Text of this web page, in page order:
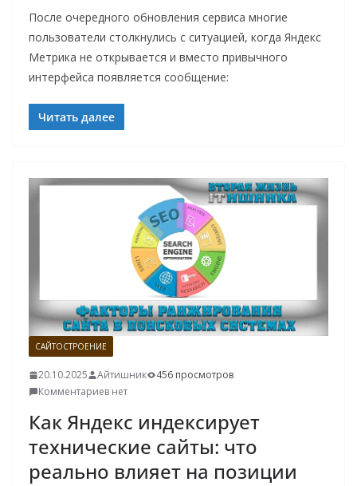
После очередного обновления сервиса многие
пользователи столкнулись с ситуацией, когда Яндекс
Метрика не открывается и вместо привычного
интерфейса появляется сообщение:
Читать далее
САЙТОСТРОЕНИЕ
20.10.2025 Айтишник
456 просмотров
Комментариев нет
Как Яндекс индексирует
технические сайты: что
реально влияет на позиции